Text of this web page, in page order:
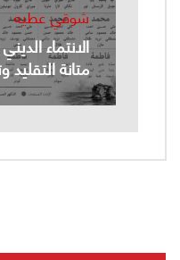
شوقي عطيه
الانتماء
متانة التقليد